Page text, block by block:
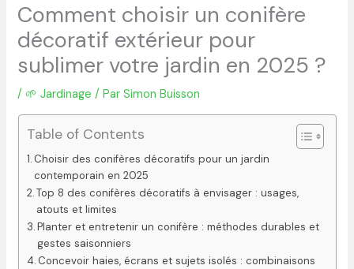
Comment choisir un conifère
décoratif extérieur pour
sublimer votre jardin en 2025 ?
/ 🌱 Jardinage / ParSimon Buisson
Table of Contents
Choisir des conifères décoratifs pour un jardin
contemporain en 2025
Top 8 des conifères décoratifs à envisager : usages,
atouts et limites
Planter et entretenir un conifère : méthodes durables et
gestes saisonniers
Concevoir haies, écrans et sujets isolés : combinaisons